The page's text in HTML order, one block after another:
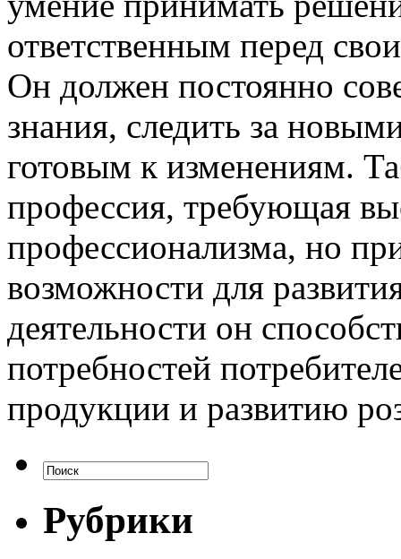
ответственным перед
Он должен постоянно
знания, следить за
готовым к изменениям.
профессия, требующая
профессионализма, но
возможности для
деятельности он
потребностей
продукции и развитию
Рубрики